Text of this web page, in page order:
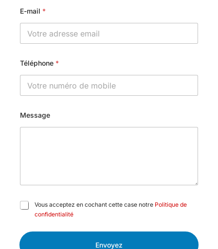
E-mail *
Téléphone *
Message
C
s
Vous acceptez en cochant cette case notre Politique de
confidentialité
Envoyez